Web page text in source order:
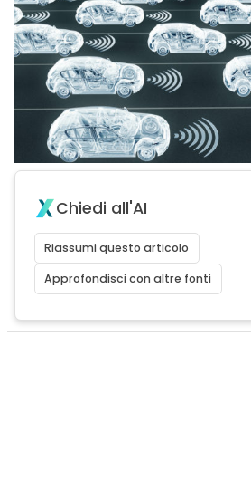
Chiedi all'AI
Riassumi questo articolo
Approfondisci con altre fonti